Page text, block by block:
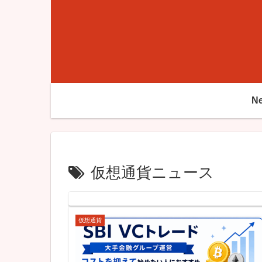
仮想通貨ニュース
仮想通貨